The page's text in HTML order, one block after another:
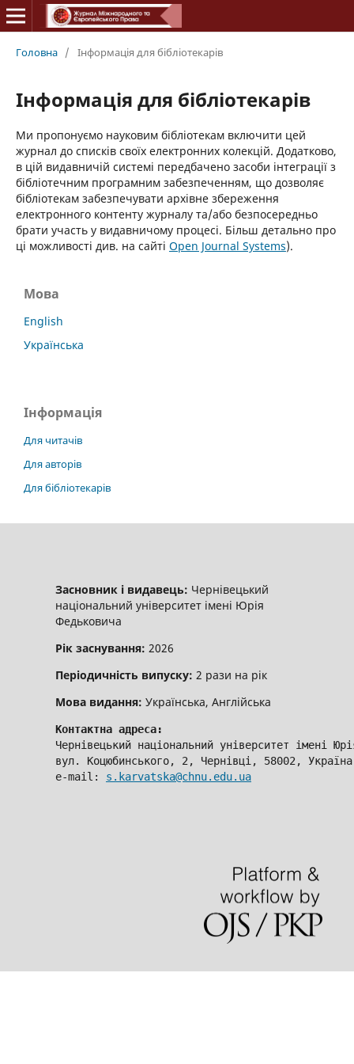
Головна / Інформація для бібліотекарів
Інформація для бібліотекарів
Ми пропонуємо науковим бібліотекам включити цей
журнал до списків своїх електронних колекцій. Додатково,
в цій видавничій системі передбачено засоби інтеграції з
бібліотечним програмним забезпеченням, що дозволяє
бібліотекам забезпечувати архівне збереження
електронного контенту журналу та/або безпосередньо
брати участь у видавничому процесі. Більш детально про
ці можливості див. на сайті Open Journal Systems).
Мова
English
Українська
Інформація
Для читачів
Для авторів
Для бібліотекарів
Засновник і видавець: Чернівецький
національний університет імені Юрія
Федьковича
Рік заснування: 2026
Періодичність випуску: 2 рази на рік
Мова видання: Українська, Англійська
Контактна адреса:
Чернівецький національний університет імені
вул. Коцюбинського, 2, Чернівці, 58002, Україна
e-mail: s.karvatska@chnu.edu.ua